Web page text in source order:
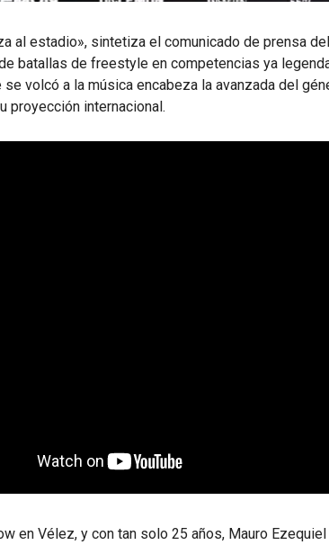
al estadio», sintetiza el comunicado de prensa
batallas de freestyle en competencias ya
volcó a la música encabeza la avanzada del
proyección internacional.
en Vélez, y con tan solo 25 años, Mauro